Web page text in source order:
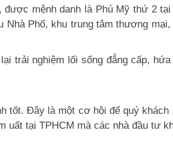
mệnh danh là Phú Mỹ thứ 2
Phố, khu trung tâm thương
trải nghiệm lối sống đẳng cấp,
tốt. Đây là một cơ hội để quý
tại TPHCM mà các nhà đầu tư